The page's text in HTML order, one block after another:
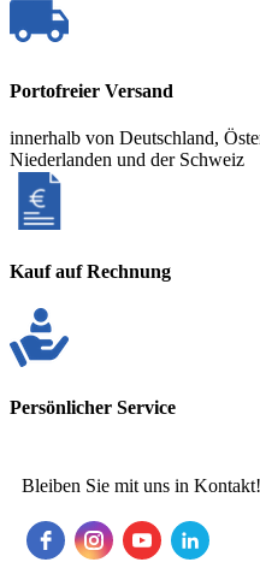
Portofreier Versand
innerhalb von Deutschland,
Niederlanden und der Schweiz
Kauf auf Rechnung
Persönlicher Service
Bleiben Sie mit uns in Kontakt!